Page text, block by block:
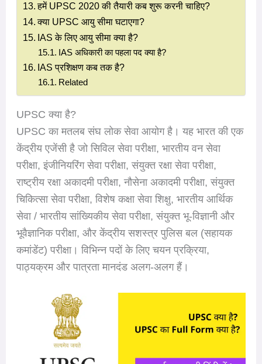
हमें UPSC 2020 की तैयारी कब शुरू करनी चाहिए?
क्या UPSC आयु सीमा घटाएगा?
IAS के लिए आयु सीमा क्या है?
IAS अधिकारी का पहला पद क्या है?
IAS प्रशिक्षण कब तक है?
Related
UPSC क्या है?
UPSC का मतलब संघ लोक सेवा आयोग है। यह भारत की एक
केंद्रीय एजेंसी है जो सिविल सेवा परीक्षा, भारतीय वन सेवा
परीक्षा, इंजीनियरिंग सेवा परीक्षा, संयुक्त रक्षा सेवा परीक्षा,
राष्ट्रीय रक्षा अकादमी परीक्षा, नौसेना अकादमी परीक्षा, संयुक्त
चिकित्सा सेवा परीक्षा, विशेष कक्षा सेवा शिक्षु, भारतीय आर्थिक
सेवा / भारतीय सांख्यिकीय सेवा परीक्षा, संयुक्त भू-विज्ञानी और
भूवैज्ञानिक परीक्षा, और केंद्रीय सशस्त्र पुलिस बल (सहायक
कमांडेंट) परीक्षा। विभिन्न पदों के लिए चयन प्रक्रिया,
पाठ्यक्रम और पात्रता मानदंड अलग-अलग हैं।